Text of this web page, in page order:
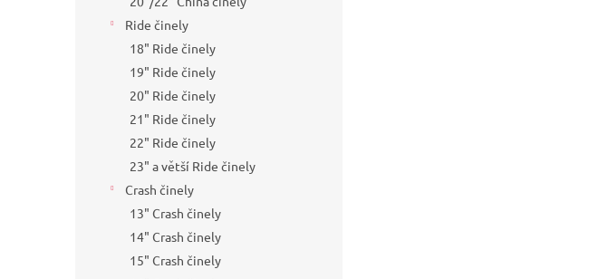
Ride činely
18" Ride činely
19" Ride činely
20" Ride činely
21" Ride činely
22" Ride činely
23" a větší Ride činely
Crash činely
13" Crash činely
14" Crash činely
15" Crash činely